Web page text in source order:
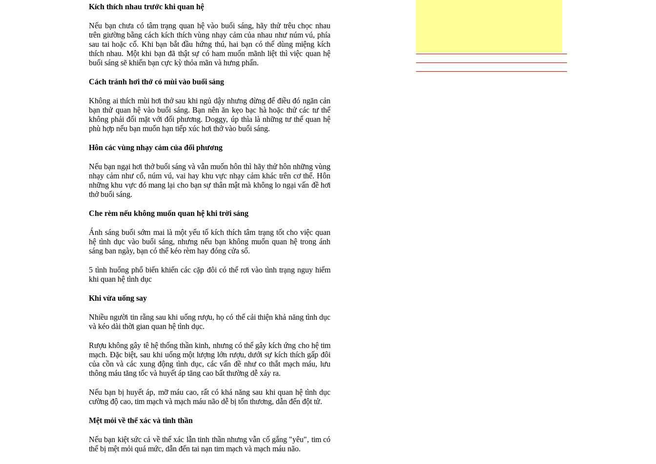
Kích thích nhau trước khi quan hệ
Nếu bạn chưa có tâm trạng quan hệ vào buổi sáng, hãy thử trêu chọc nhau
trên giường bằng cách kích thích vùng nhạy cảm của nhau như núm vú, phía
sau tai hoặc cổ. Khi bạn bắt đầu hứng thú, hai bạn có thể dùng miệng kích
thích nhau. Một khi bạn đã thật sự có ham muốn mãnh liệt thì việc quan hệ
buổi sáng sẽ khiến bạn cực kỳ thỏa mãn và hưng phấn.
Cách tránh hơi thở có mùi vào buổi sáng
Không ai thích mùi hơi thở sau khi ngủ dậy nhưng đừng để điều đó ngăn cản
bạn thử quan hệ vào buổi sáng. Bạn nên ăn kẹo bạc hà hoặc thử các tư thế
không phải đối mặt với đối phương. Doggy, úp thìa là những tư thế quan hệ
phù hợp nếu bạn muốn hạn tiếp xúc hơi thở vào buổi sáng.
Hôn các vùng nhạy cảm của đối phương
Nếu bạn ngại hơi thở buổi sáng và vẫn muốn hôn thì hãy thử hôn những vùng
nhạy cảm như cổ, núm vú, vai hay khu vực nhạy cảm khác trên cơ thể. Hôn
những khu vực đó mang lại cho bạn sự thân mật mà không lo ngại vấn đề hơi
thở buổi sáng.
Che rèm nếu không muốn quan hệ khi trời sáng
Ánh sáng buổi sớm mai là một yếu tố kích thích tâm trạng tốt cho việc quan
hệ tình dục vào buổi sáng, nhưng nếu bạn không muốn quan hệ trong ánh
sáng ban ngày, bạn có thể kéo rèm hay đóng cửa sổ.
5 tình huống phổ biến khiến các cặp đôi có thể rơi vào tình trạng nguy hiểm
khi quan hệ tình dục
Khi vừa uống say
Nhiều người tin rằng sau khi uống rượu, họ có thể cải thiện khả năng tình dục
và kéo dài thời gian quan hệ tình dục.
Rượu không gây tê hệ thống thần kinh, nhưng có thể gây kích ứng cho hệ tim
mạch. Đặc biệt, sau khi uống một lượng lớn rượu, dưới sự kích thích gấp đôi
của cồn và các xung động tình dục, các vấn đề như co thắt mạch máu, lưu
thông máu tăng tốc và huyết áp tăng cao bất thường dễ xảy ra.
Nếu bạn bị huyết áp, mỡ máu cao, rất có khả năng sau khi quan hệ tình dục
cường độ cao, tim mạch và mạch máu não dễ bị tổn thương, dẫn đến đột tử.
Mệt mỏi về thể xác và tinh thần
Nếu bạn kiệt sức cả về thể xác lẫn tinh thần nhưng vẫn cố gắng "yêu", tim có
thể bị mệt mỏi quá mức, dẫn đến tai nạn tim mạch và mạch máu não.